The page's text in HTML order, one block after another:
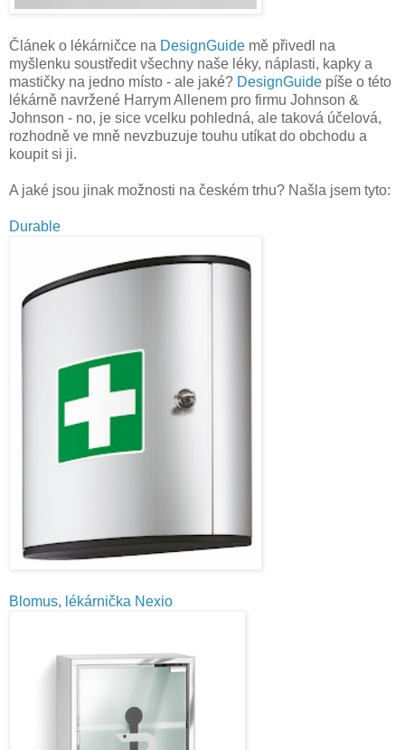
Článek o lékárničce na DesignGuide mě přivedl na
myšlenku soustředit všechny naše léky, náplasti, kapky a
mastičky na jedno místo - ale jaké? DesignGuide píše o této
lékárně navržené Harrym Allenem pro firmu Johnson &
Johnson - no, je sice vcelku pohledná, ale taková účelová,
rozhodně ve mně nevzbuzuje touhu utíkat do obchodu a
koupit si ji.
A jaké jsou jinak možnosti na českém trhu? Našla jsem tyto:
Durable
Blomus, lékárnička Nexio